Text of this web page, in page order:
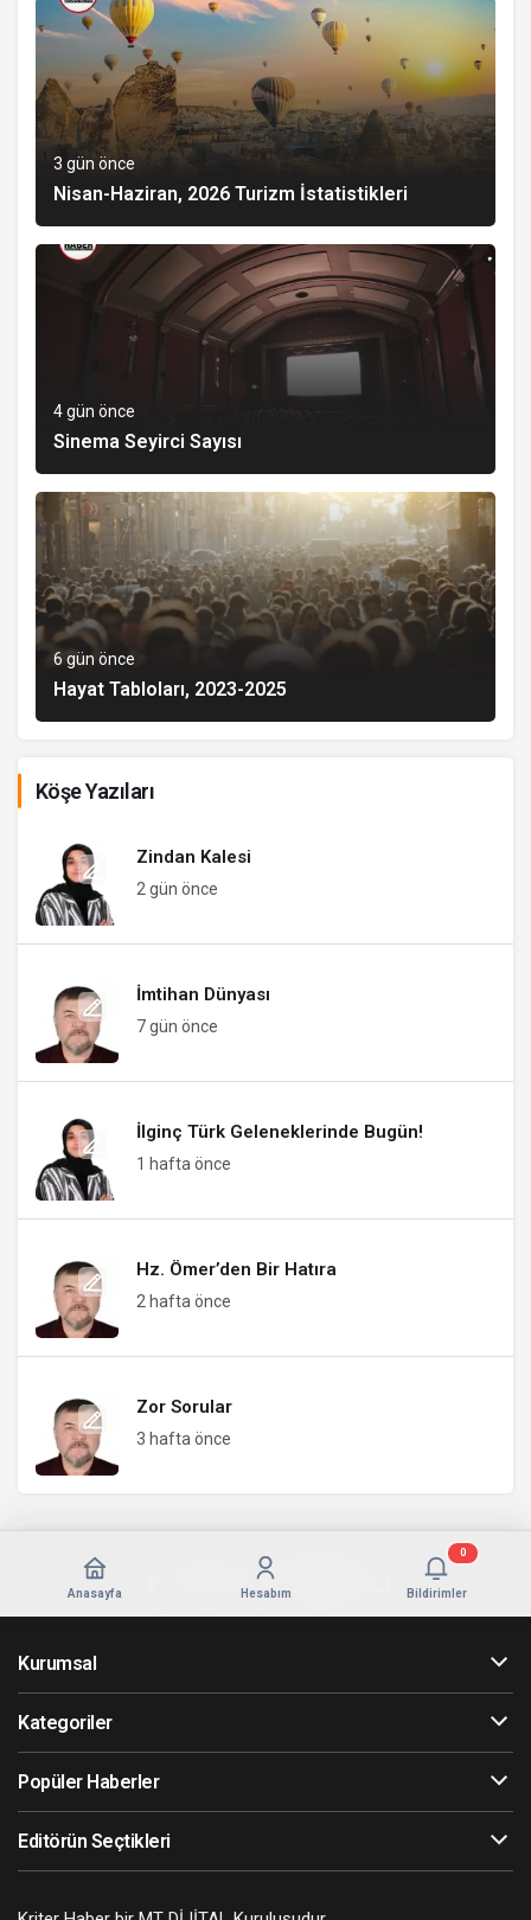
3 gün önce
Nisan-Haziran, 2026 Turizm İstatistikleri
4 gün önce
Sinema Seyirci Sayısı
6 gün önce
Hayat Tabloları, 2023-2025
Köşe Yazıları
Zindan Kalesi
2 gün önce
İmtihan Dünyası
7 gün önce
İlginç Türk Geleneklerinde Bugün!
1 hafta önce
Hz. Ömer’den Bir Hatıra
2 hafta önce
Zor Sorular
3 hafta önce
Anasayfa Hesabım Bildirimler
0
Kurumsal
Kategoriler
Popüler Haberler
Editörün Seçtikleri